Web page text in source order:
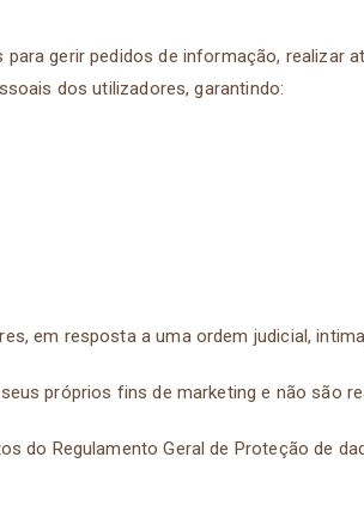
gerir pedidos de informação, realizar
dos utilizadores, garantindo:
em resposta a uma ordem judicial,
próprios fins de marketing e não são
do Regulamento Geral de Proteção de